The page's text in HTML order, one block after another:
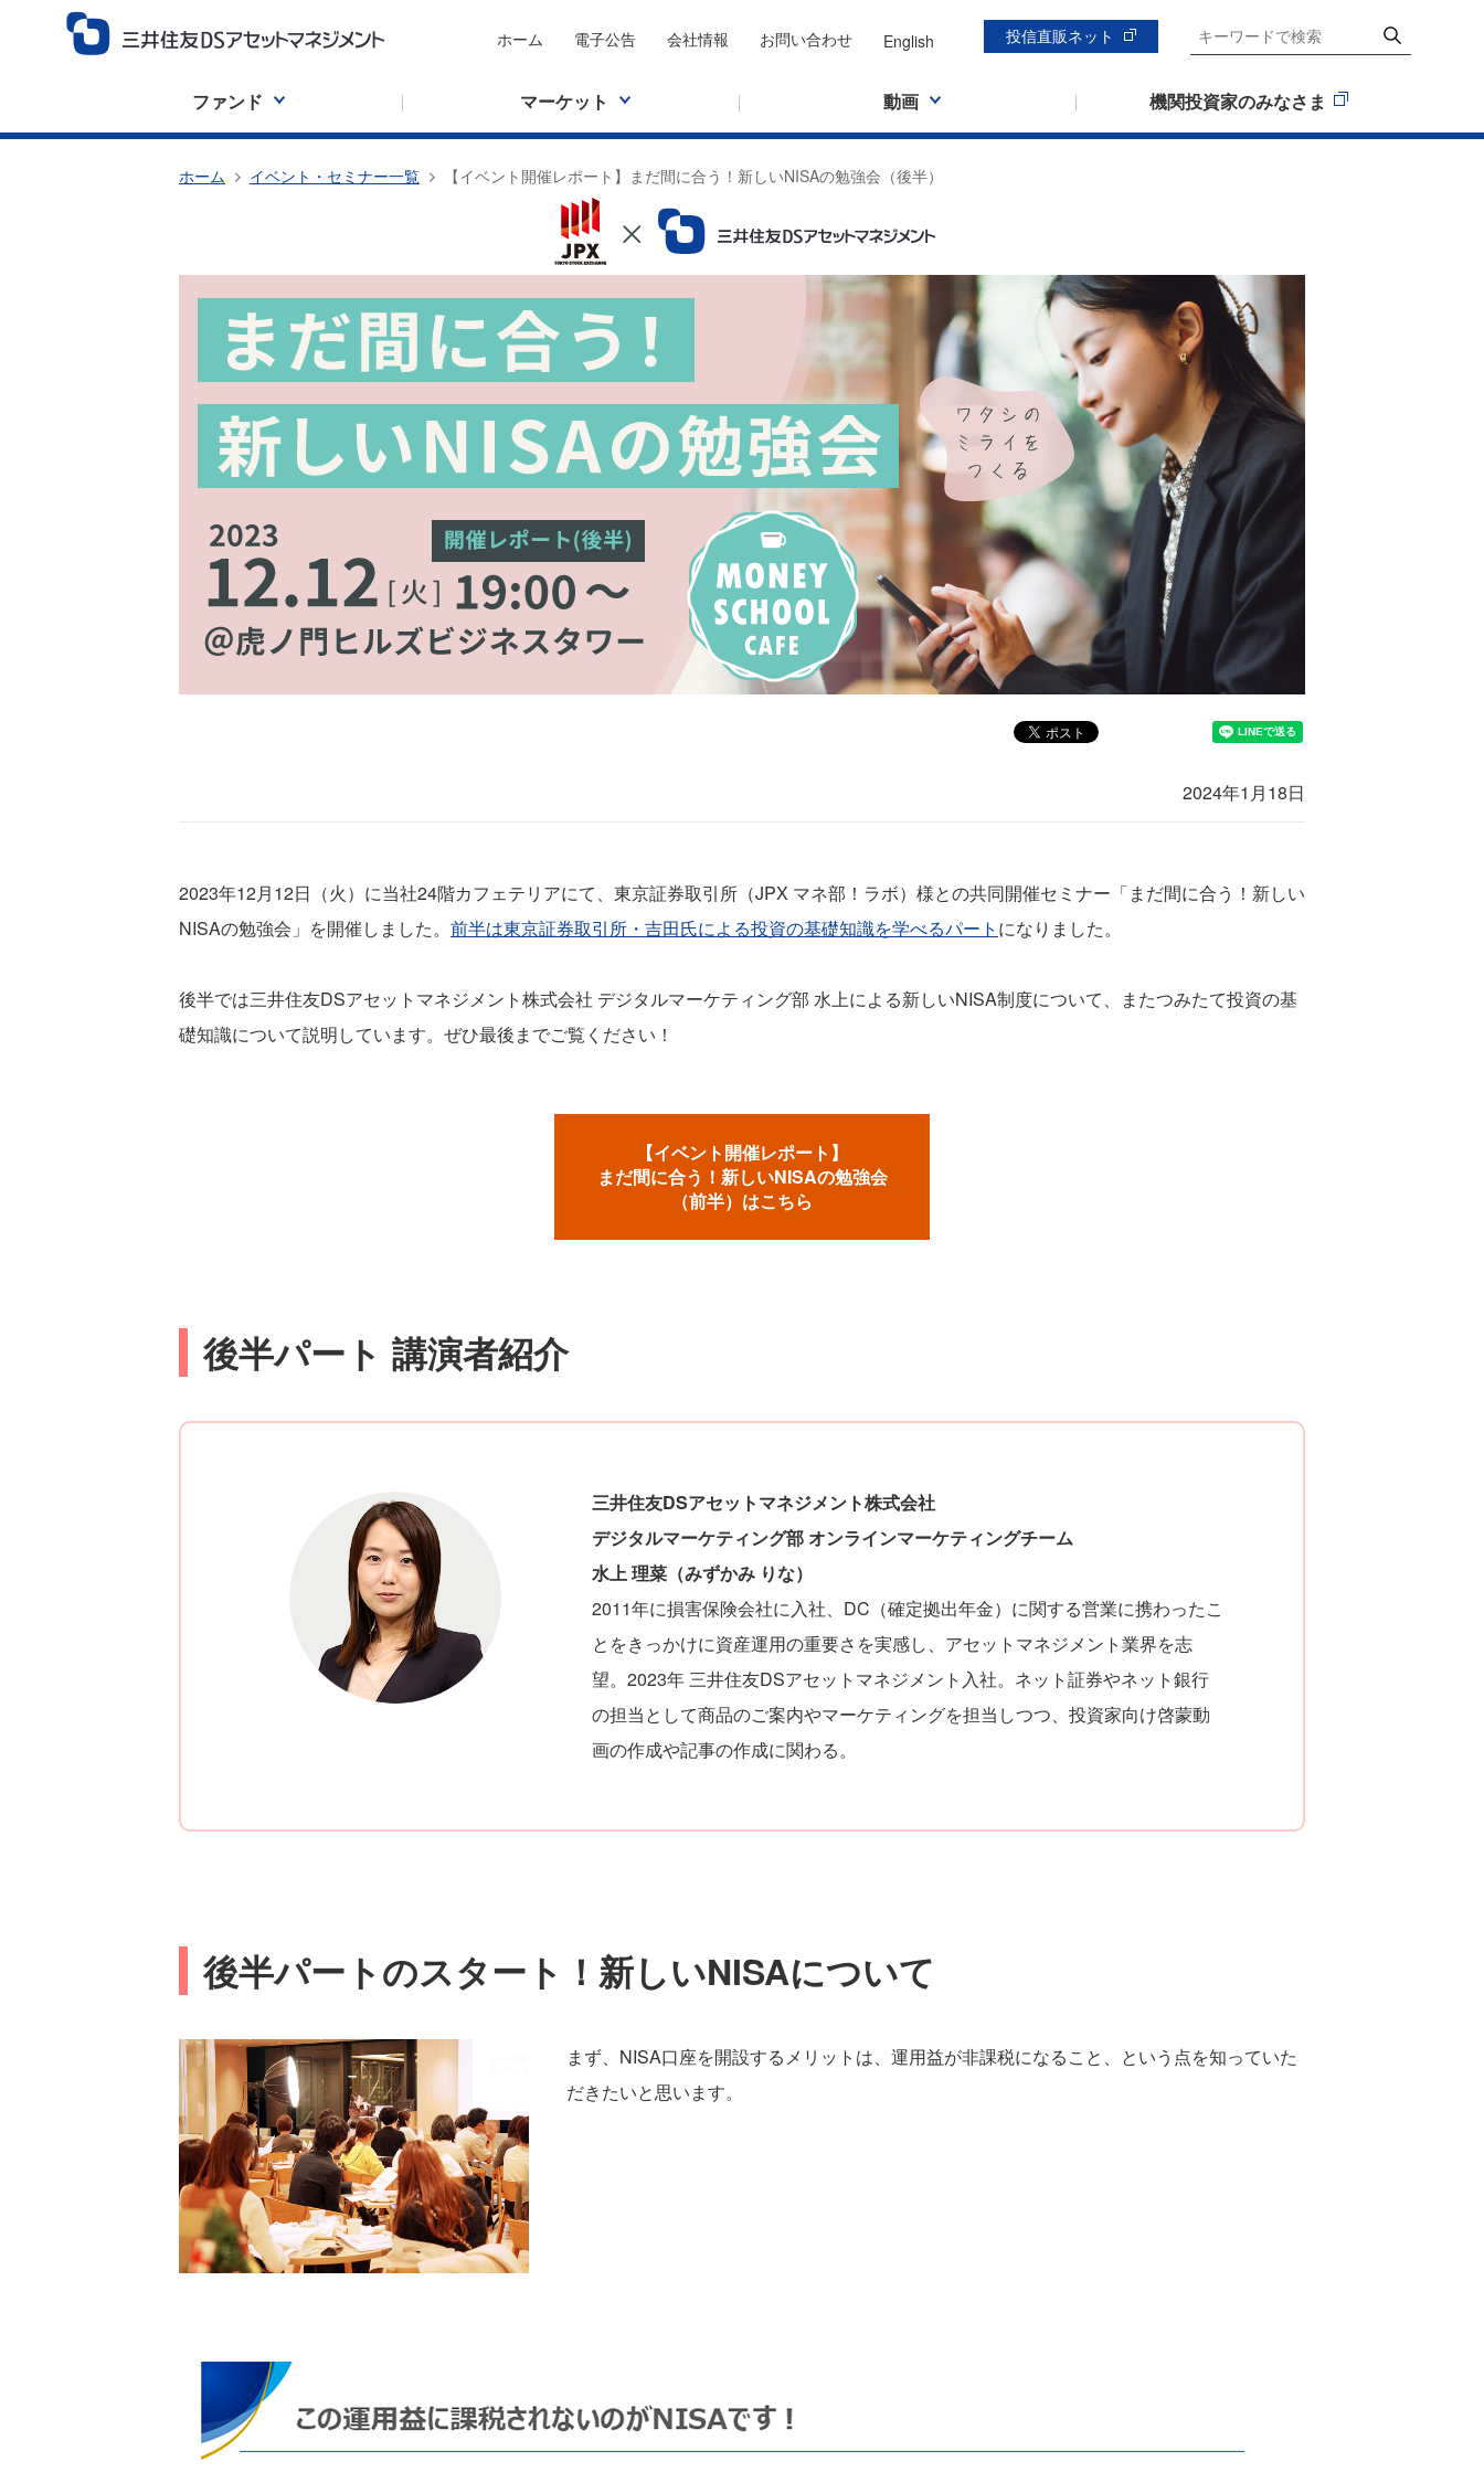
ホーム 電子公告 会社情報 お問い合わせ English 投信直販ネット
ファンド マーケット 動画 機関投資家のみなさま
ホーム イベント・セミナー一覧 【イベント開催レポート】まだ間に合う！新しいNISAの勉強会（後半）
2024年1月18日
2023年12⽉12⽇（火）に当社24階カフェテリアにて、東京証券取引所（JPX マネ部！ラボ）様との共同開催セミナー「まだ間に合う！新しい
NISAの勉強会」を開催しました。 前半は東京証券取引所・吉田氏による投資の基礎知識を学べるパート になりました。
後半では三井住友DSアセットマネジメント株式会社 デジタルマーケティング部 水上による新しいNISA制度について、またつみたて投資の基
礎知識について説明しています。ぜひ最後までご覧ください！
【イベント開催レポート】
まだ間に合う！新しいNISAの勉強会
（前半）はこちら
後半パート 講演者紹介
三井住友DSアセットマネジメント株式会社
デジタルマーケティング部 オンラインマーケティングチーム
水上 理菜（みずかみ りな）
2011年に損害保険会社に入社、DC（確定拠出年金）に関する営業に携わったこ
とをきっかけに資産運用の重要さを実感し、アセットマネジメント業界を志
望。2023年 三井住友DSアセットマネジメント入社。ネット証券やネット銀行
の担当として商品のご案内やマーケティングを担当しつつ、投資家向け啓蒙動
画の作成や記事の作成に関わる。
後半パートのスタート！新しいNISAについて
まず、NISA口座を開設するメリットは、運用益が非課税になること、という点を知っていた
だきたいと思います。